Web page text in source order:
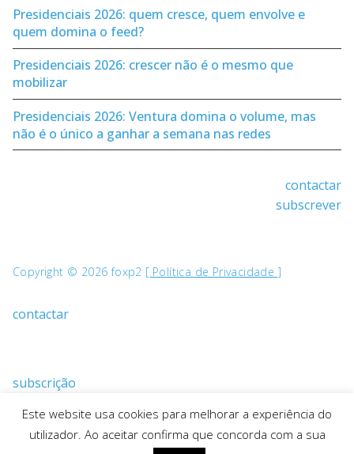
Presidenciais 2026: quem cresce, quem envolve e
quem domina o feed?
Presidenciais 2026: crescer não é o mesmo que
mobilizar
Presidenciais 2026: Ventura domina o volume, mas
não é o único a ganhar a semana nas redes
contactar
subscrever
Copyright © 2026 foxp2 [ Política de Privacidade ]
contactar
subscrição
Este website usa cookies para melhorar a experiência do
utilizador. Ao aceitar confirma que concorda com a sua